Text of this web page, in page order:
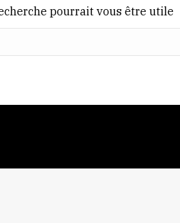
pourrait vous être utile